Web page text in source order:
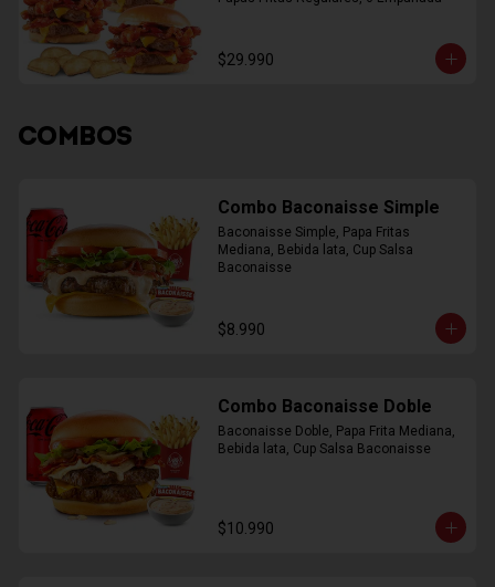
$29.990
COMBOS
Combo Baconaisse Simple
Baconaisse Simple, Papa Fritas
Mediana, Bebida lata, Cup Salsa
Baconaisse
$8.990
Combo Baconaisse Doble
Baconaisse Doble, Papa Frita Mediana,
Bebida lata, Cup Salsa Baconaisse
$10.990